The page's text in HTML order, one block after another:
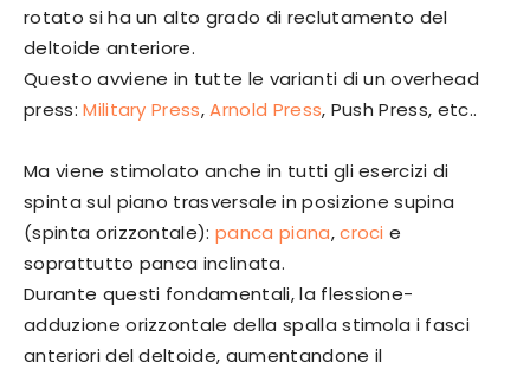
rotato si ha un alto grado di reclutamento del
deltoide anteriore.
Questo avviene in tutte le varianti di un overhead
press:Military Press,Arnold Press, Push Press, etc..
Ma viene stimolato anche in tutti gli esercizi di
spinta sul piano trasversale in posizione supina
(spinta orizzontale):panca piana,croci e
soprattutto panca inclinata.
Durante questi fondamentali, la flessione-
adduzione orizzontale della spalla stimola i fasci
anteriori del deltoide, aumentandone il